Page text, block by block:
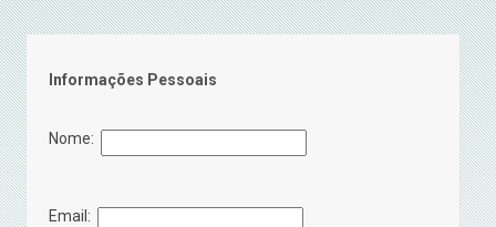
Informações Pessoais
Nome:
Email: